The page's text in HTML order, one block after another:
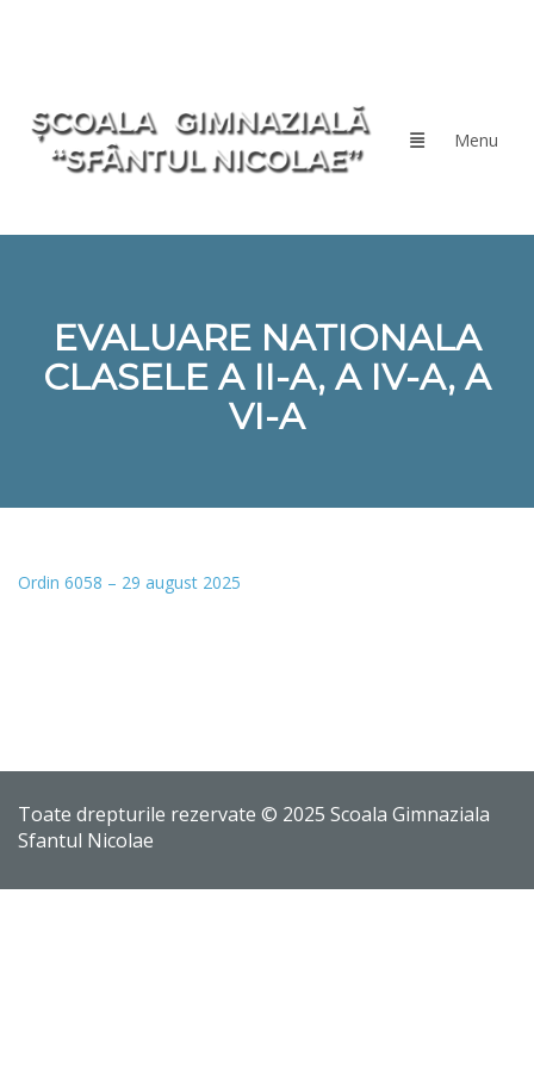
EVALUARE NATIONALA
CLASELE A II-A, A IV-A, A
VI-A
Ordin 6058 – 29 august 2025
Toate drepturile rezervate © 2025 Scoala Gimnaziala
Sfantul Nicolae